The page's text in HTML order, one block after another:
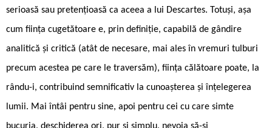
serioasă sau pretențioasă ca aceea a lui Descartes. Totuși, așa
cum ființa cugetătoare e, prin definiție, capabilă de gândire
analitică și critică (atât de necesare, mai ales în vremuri tulburi
precum acestea pe care le traversăm), ființa călătoare poate, la
rându-i, contribuind semnificativ la cunoașterea și înțelegerea
lumii. Mai întâi pentru sine, apoi pentru cei cu care simte
bucuria, deschiderea ori, pur și simplu, nevoia să-și